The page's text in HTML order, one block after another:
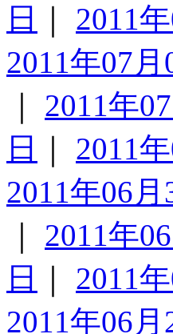
日
2011
2011年07月
2011年
日
2011
2011年06月
2011年
日
2011
2011年06月